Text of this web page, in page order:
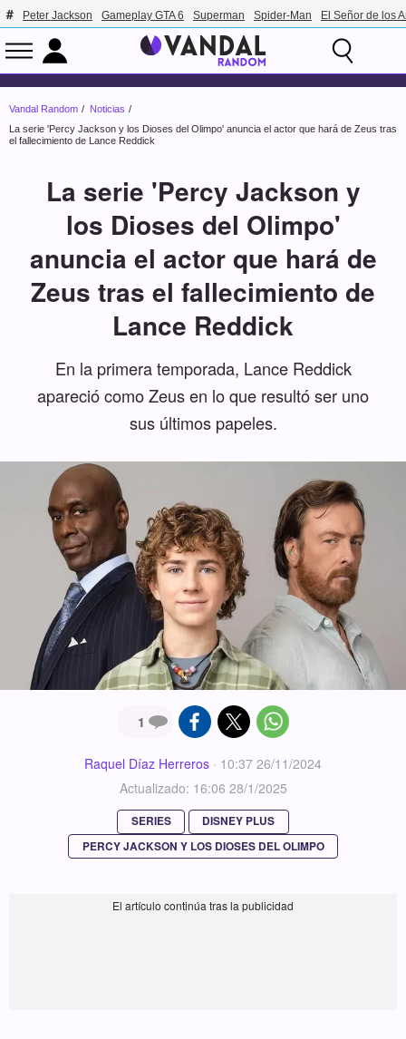
Peter Jackson Gameplay GTA 6 Superman Spider-Man El Señor de los
Vandal Random
Noticias
La serie 'Percy Jackson y los Dioses del Olimpo' anuncia el actor que hará de Zeus tras
el fallecimiento de Lance Reddick
La serie 'Percy Jackson y
los Dioses del Olimpo'
anuncia el actor que hará de
Zeus tras el fallecimiento de
Lance Reddick
En la primera temporada, Lance Reddick
apareció como Zeus en lo que resultó ser uno
sus últimos papeles.
1
Raquel Díaz Herreros · 10:37 26/11/2024
Actualizado: 16:06 28/1/2025
SERIES
DISNEY PLUS
PERCY JACKSON Y LOS DIOSES DEL OLIMPO